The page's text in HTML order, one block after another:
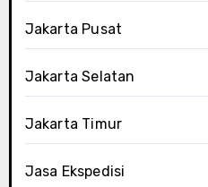
Jakarta Pusat
Jakarta Selatan
Jakarta Timur
Jasa Ekspedisi